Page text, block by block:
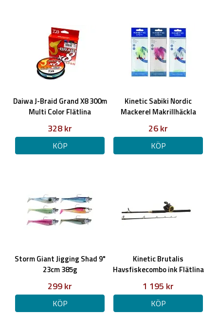
Daiwa J-Braid Grand X8 300m
Multi Color Flätlina
328 kr
KÖP
Kinetic Sabiki Nordic
Mackerel Makrillhäckla
26 kr
KÖP
Storm Giant Jigging Shad 9"
23cm 385g
299 kr
KÖP
Kinetic Brutalis
Havsfiskecombo ink Flätlina
1 195 kr
KÖP